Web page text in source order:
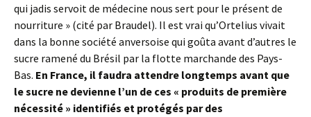
qui jadis servoit de médecine nous sert pour le présent de
nourriture » (cité par Braudel). Il est vrai qu’Ortelius vivait
dans la bonne société anversoise qui goûta avant d’autres le
sucre ramené du Brésil par la flotte marchande des Pays-
Bas. En France, il faudra attendre longtemps avant que
le sucre ne devienne l’un de ces « produits de première
nécessité » identifiés et protégés par des